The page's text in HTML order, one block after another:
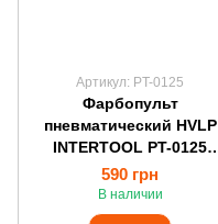
Артикул: PT-0125
Фарбопульт
пневматический HVLP
INTERTOOL PT-0125
(2.5мм/600мл)
590 грн
В наличии